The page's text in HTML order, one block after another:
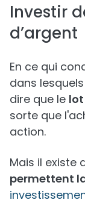
Investir
d’argent
En ce qui
dans
dire que le
sorte que
action.
Mais il existe
permettent